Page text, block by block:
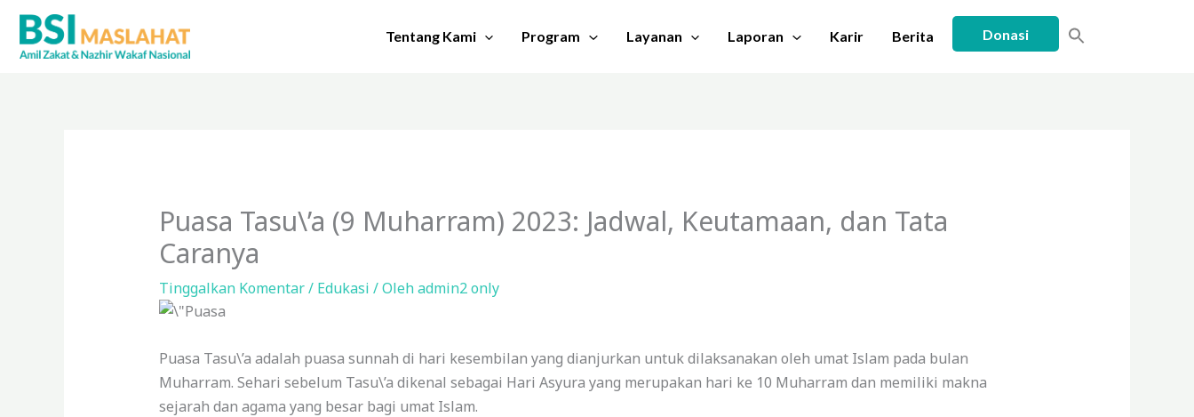
Lewati
konten
Tentang Kami Program Layanan Laporan Karir Berita Donasi
Puasa Tasu\’a (9 Muharram) 2023: Jadwal, Keutamaan, dan Tata
Caranya
Tinggalkan Komentar/ Edukasi / Olehadmin2 only
Puasa Tasu\’a adalah puasa sunnah di hari kesembilan yang dianjurkan untuk dilaksanakan oleh umat Islam pada bulan
Muharram. Sehari sebelum Tasu\’a dikenal sebagai Hari Asyura yang merupakan hari ke 10 Muharram dan memiliki makna
sejarah dan agama yang besar bagi umat Islam.